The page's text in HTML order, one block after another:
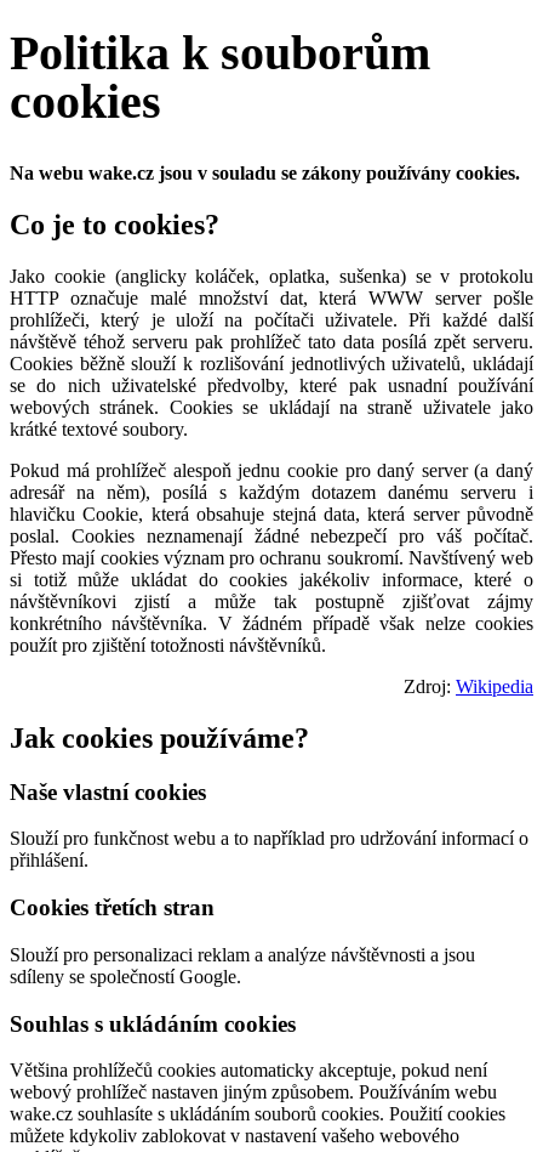
Politika k souborům
cookies
Na webu wake.cz jsou v souladu se zákony používány cookies.
Co je to cookies?
Jako cookie (anglicky koláček, oplatka, sušenka) se v protokolu
HTTP označuje malé množství dat, která WWW server pošle
prohlížeči, který je uloží na počítači uživatele. Při každé další
návštěvě téhož serveru pak prohlížeč tato data posílá zpět serveru.
Cookies běžně slouží k rozlišování jednotlivých uživatelů, ukládají
se do nich uživatelské předvolby, které pak usnadní používání
webových stránek. Cookies se ukládají na straně uživatele jako
krátké textové soubory.
Pokud má prohlížeč alespoň jednu cookie pro daný server (a daný
adresář na něm), posílá s každým dotazem danému serveru i
hlavičku Cookie, která obsahuje stejná data, která server původně
poslal. Cookies neznamenají žádné nebezpečí pro váš počítač.
Přesto mají cookies význam pro ochranu soukromí. Navštívený web
si totiž může ukládat do cookies jakékoliv informace, které o
návštěvníkovi zjistí a může tak postupně zjišťovat zájmy
konkrétního návštěvníka. V žádném případě však nelze cookies
použít pro zjištění totožnosti návštěvníků.
Zdroj: Wikipedia
Jak cookies používáme?
Naše vlastní cookies
Slouží pro funkčnost webu a to například pro udržování informací o
přihlášení.
Cookies třetích stran
Slouží pro personalizaci reklam a analýze návštěvnosti a jsou
sdíleny se společností Google.
Souhlas s ukládáním cookies
Většina prohlížečů cookies automaticky akceptuje, pokud není
webový prohlížeč nastaven jiným způsobem. Používáním webu
wake.cz souhlasíte s ukládáním souborů cookies. Použití cookies
můžete kdykoliv zablokovat v nastavení vašeho webového